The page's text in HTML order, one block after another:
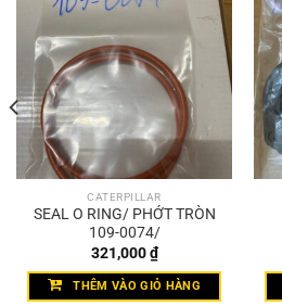
CATERPILLAR
SEAL O RING/ PHỚT TRÒN
109-0074/
321,000₫
THÊM VÀO GIỎ HÀNG